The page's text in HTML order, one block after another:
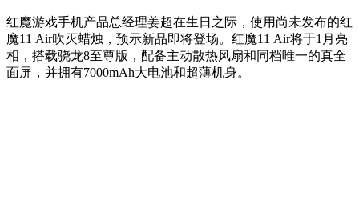
红魔游戏手机产品总经理姜超在生日之际，使用尚未发布的红
魔11 Air吹灭蜡烛，预示新品即将登场。红魔11 Air将于1月亮
相，搭载骁龙8至尊版，配备主动散热风扇和同档唯一的真全
面屏，并拥有7000mAh大电池和超薄机身。